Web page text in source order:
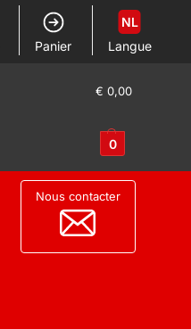
Panier Langue
NL
€ 0,00
0
Nous contacter